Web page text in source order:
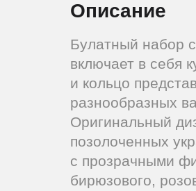
Описание
Булатный набор
включает в себя
и кольцо
разнообразных
Оригинальный
позолоченных
с прозрачными
бирюзового,